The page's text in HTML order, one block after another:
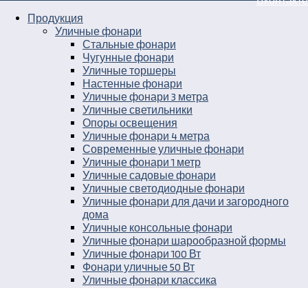
Продукция
Уличные фонари
Стальные фонари
Чугунные фонари
Уличные торшеры
Настенные фонари
Уличные фонари 3 метра
Уличные светильники
Опоры освещения
Уличные фонари 4 метра
Современные уличные фонари
Уличные фонари 1 метр
Уличные садовые фонари
Уличные светодиодные фонари
Уличные фонари для дачи и загородного
дома
Уличные консольные фонари
Уличные фонари шарообразной формы
Уличные фонари 100 Вт
Фонари уличные 50 Вт
Уличные фонари классика